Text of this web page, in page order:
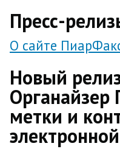
Пресс-
О сайте
Новый
метки и